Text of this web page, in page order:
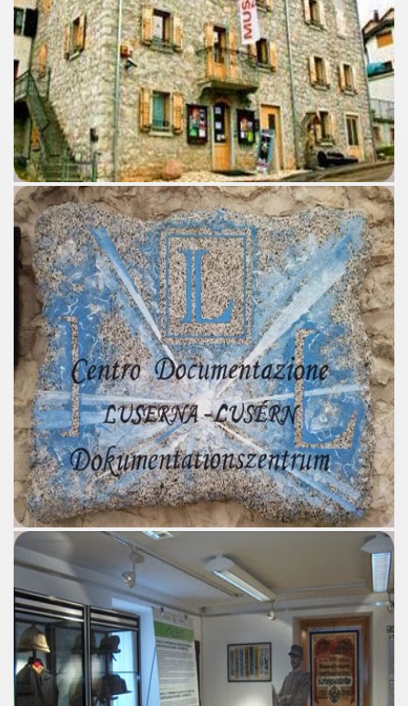
a Torino, 1848-1911.
del mese di Febbraio 2015.
del mese di Marzo 2015.
del mese di Aprile 2015.
del mese di Giugno 2015.
del mese di Luglio 2015
del mese di Ottobre 2015.
del mese di Novembre 2015.
del mese di Dicembre 2015.
Italiani, tra mostre, eventi e monumenti
culturale complesso fatto di episodi d'arte e preziose
culturale complesso: i musei in Città metropolitana di
culturale complesso: i musei in provincia di Savona.
culturale complesso: i musei in provincia di La Spezia.